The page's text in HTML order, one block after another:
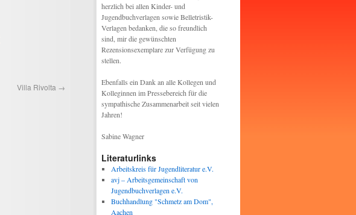
Villa Rivolta →
herzlich bei allen Kinder- und
Jugendbuchverlagen sowie Belletristik-
Verlagen bedanken, die so freundlich
sind, mir die gewünschten
Rezensionsexemplare zur Verfügung zu
stellen.
Ebenfalls ein Dank an alle Kollegen und
Kolleginnen im Pressebereich für die
sympathische Zusammenarbeit seit vielen
Jahren!
Sabine Wagner
Literaturlinks
Arbeitskreis für Jugendliteratur e.V.
avj – Arbeitsgemeinschaft von
Jugendbuchverlagen e.V.
Buchhandlung "Schmetz am Dom",
Aachen